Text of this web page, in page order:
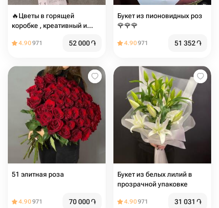
🔥Цветы в горящей
коробке , креативный и
4.90971 52 000֏
Букет из пионовидных роз
🌹🌹🌹
4.90971 51 352֏
51 элитная роза
4.90971 70 000֏
Букет из белых лилий в
прозрачной упаковке
4.90971 31 031 ֏